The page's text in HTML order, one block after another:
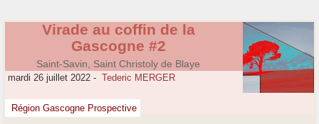
Virade au coffin de la
Gascogne #2
Saint-Savin, Saint Christoly de Blaye
mardi 26 juillet 2022 - Tederic MERGER
Région Gascogne Prospective